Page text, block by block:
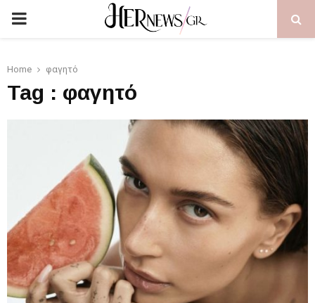
PRIMARY
Home φαγητό
Tag : φαγητό